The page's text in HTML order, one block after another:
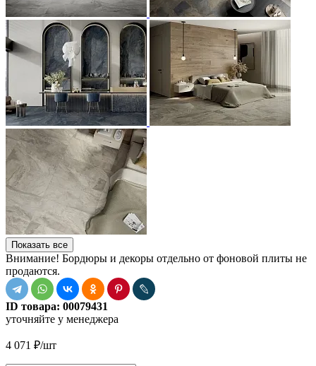
Показать все
Внимание! Бордюры и декоры отдельно от фоновой плиты не
продаются.
ID товара: 00079431
уточняйте у менеджера
4 071 ₽/шт